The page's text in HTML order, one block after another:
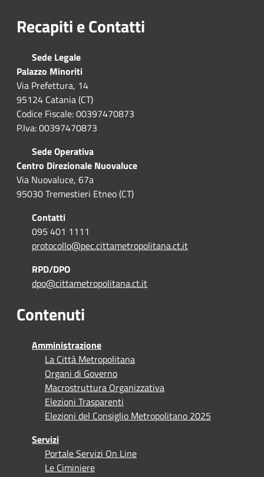
Recapiti e Contatti
Sede Legale
Palazzo Minoriti
Via Prefettura, 14
95124 Catania (CT)
Codice Fiscale: 00397470873
P.Iva: 00397470873
Sede Operativa
Centro Direzionale Nuovaluce
Via Nuovaluce, 67a
95030 Tremestieri Etneo (CT)
Contatti
095 401 1111
protocollo@pec.cittametropolitana.ct.it
RPD/DPO
dpo@cittametropolitana.ct.it
Contenuti
Amministrazione
La Città Metropolitana
Organi di Governo
Macrostruttura Organizzativa
Elezioni Trasparenti
Elezioni del Consiglio Metropolitano 2025
Servizi
Portale Servizi On Line
Le Ciminiere